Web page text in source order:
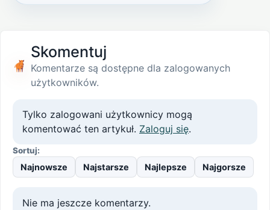
Skomentuj
Komentarze są dostępne dla zalogowanych
użytkowników.
Tylko zalogowani użytkownicy mogą
komentować ten artykuł. Zaloguj się.
Sortuj:
Najnowsze Najstarsze Najlepsze Najgorsze
Nie ma jeszcze komentarzy.